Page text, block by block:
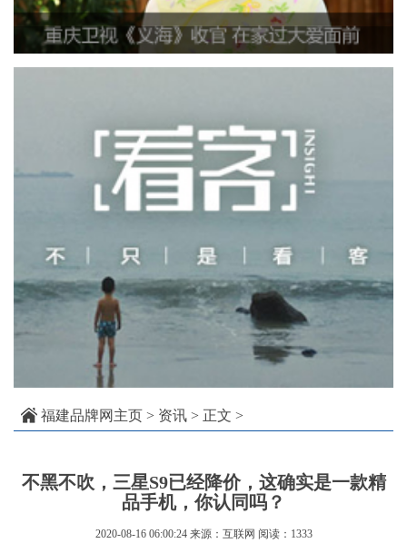
福建品牌网主页 > 资讯 > 正文 >
不黑不吹，三星S9已经降价，这确实是一款精
品手机，你认同吗？
2020-08-16 06:00:24 来源：互联网 阅读：1333